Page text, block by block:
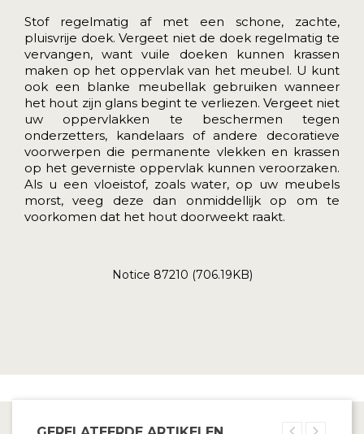
Stof regelmatig af met een schone, zachte,
pluisvrije doek. Vergeet niet de doek regelmatig te
vervangen, want vuile doeken kunnen krassen
maken op het oppervlak van het meubel. U kunt
ook een blanke meubellak gebruiken wanneer
het hout zijn glans begint te verliezen. Vergeet niet
uw oppervlakken te beschermen tegen
onderzetters, kandelaars of andere decoratieve
voorwerpen die permanente vlekken en krassen
op het geverniste oppervlak kunnen veroorzaken.
Als u een vloeistof, zoals water, op uw meubels
morst, veeg deze dan onmiddellijk op om te
voorkomen dat het hout doorweekt raakt.
Notice 87210 (706.19KB)